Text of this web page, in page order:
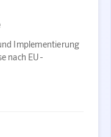
Implementierung
nach EU-